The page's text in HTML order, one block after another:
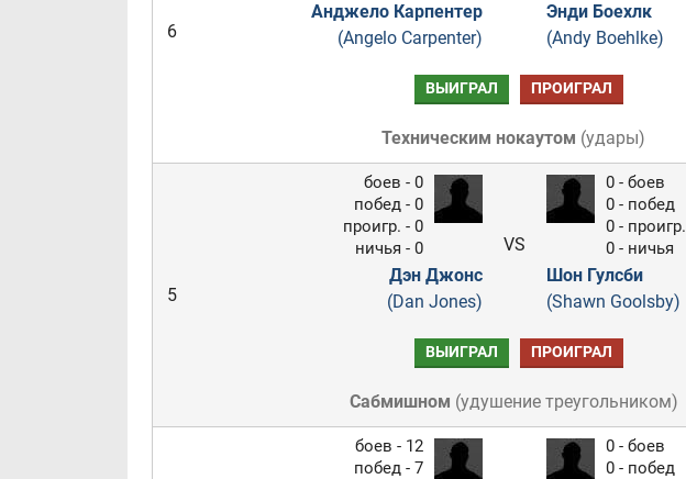
6
Анджело Карпентер
(Angelo Carpenter)
Энди Боехлк
(Andy Boehlke)
ВЫИГРАЛ ПРОИГРАЛ
Техническим нокаутом (удары)
5
боев - 0
побед - 0
проигр. - 0
ничья - 0
Дэн Джонс
(Dan Jones)
VS
0 - боев
0 - побед
0 - проигр.
0 - ничья
Шон Гулсби
(Shawn Goolsby)
ВЫИГРАЛ ПРОИГРАЛ
Сабмишном (удушение треугольником)
боев - 12
побед - 7
0 - боев
0 - побед